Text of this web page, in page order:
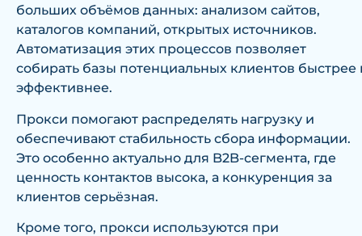
больших объёмов данных: анализом сайтов,
каталогов компаний, открытых источников.
Автоматизация этих процессов позволяет
собирать базы потенциальных клиентов быстрее
эффективнее.
Прокси помогают распределять нагрузку и
обеспечивают стабильность сбора информации.
Это особенно актуально для B2B-сегмента, где
ценность контактов высока, а конкуренция за
клиентов серьёзная.
Кроме того, прокси используются при